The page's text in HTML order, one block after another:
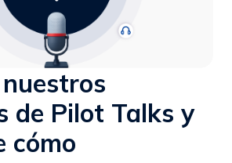
de Pilot Talks y
cómo